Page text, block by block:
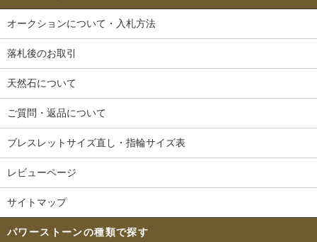
オークションについて・入札方法
落札後のお取引
天然石について
ご質問・返品について
ブレスレットサイズ直し・指輪サイズ表
レビューページ
サイトマップ
パワーストーンの種類で探す